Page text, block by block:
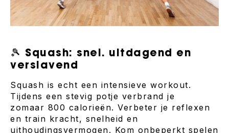
🎾 Squash: snel. uitdagend en
verslavend
Squash is echt een intensieve workout.
Tijdens een stevig potje verbrand je
zomaar 800 calorieën. Verbeter je reflexen
en train kracht, snelheid en
uithoudingsvermogen. Kom onbeperkt spelen